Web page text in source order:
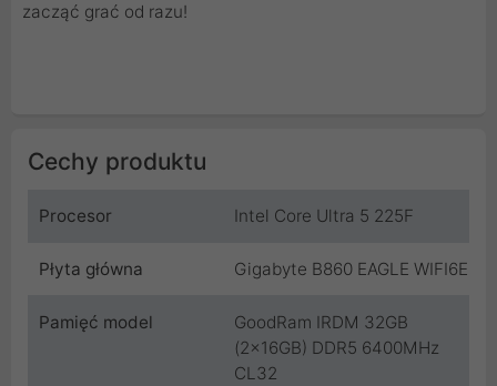
zacząć grać od razu!
Cechy produktu
Procesor Intel Core Ultra 5 225F
Płyta główna Gigabyte B860 EAGLE WIFI6E
Pamięć model
GoodRam IRDM 32GB
(2x16GB) DDR5 6400MHz
CL32